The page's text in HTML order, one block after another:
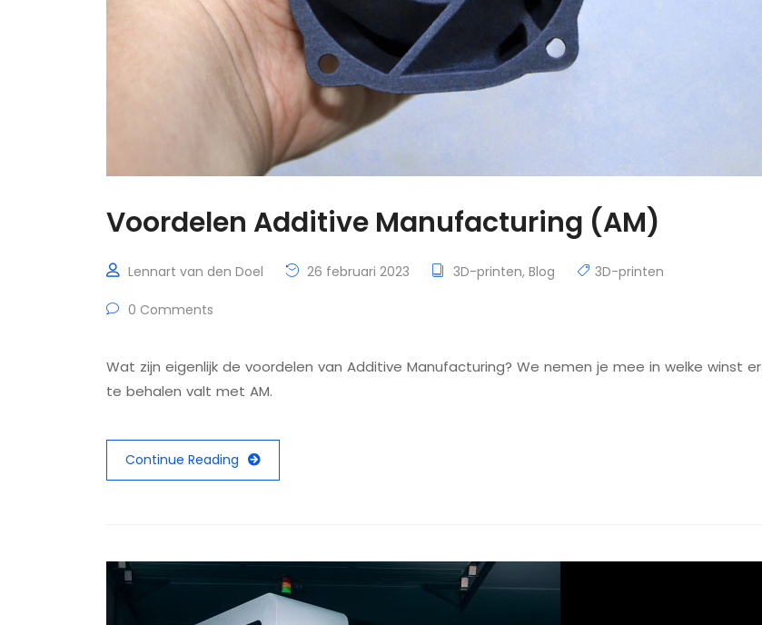
Voordelen Additive Manufacturing (AM)
Lennart van den Doel 26 februari 2023 3D-printen, Blog 3D-printen
0 Comments
Wat zijn eigenlijk de voordelen van Additive Manufacturing? We nemen je mee in welke winst er
te behalen valt met AM.
Continue Reading